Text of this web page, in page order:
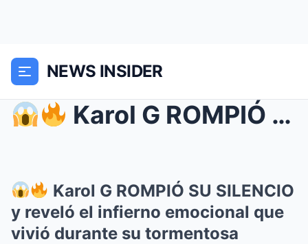
NEWS INSIDER
Karol G ROMPIÓ SU SILENCIO y reveló el infierno...
Karol G ROMPIÓ SU SILENCIO
y reveló el infierno emocional que
vivió durante su tormentosa